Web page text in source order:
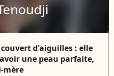
d'aiguilles : elle
une peau parfaite,
mère